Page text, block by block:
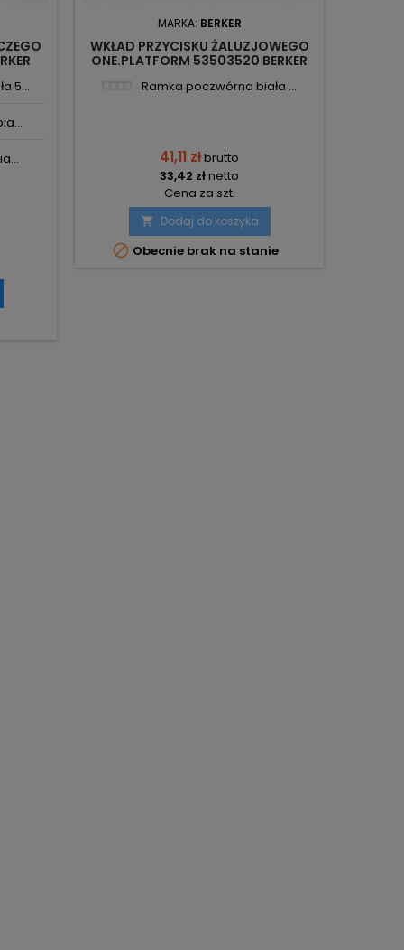
5...
MARKA: BERKER
WKŁAD PRZYCISKU ŻALUZJOWEGO
ONE.PLATFORM 53503520 BERKER
Ramka poczwórna biała ...
41,11 złbrutto
33,42 złnetto
Cena za szt.
 Dodaj do koszyka
 Obecnie brak na stanie